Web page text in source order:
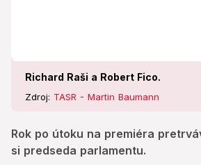
Richard Raši a Robert Fico.
Zdroj: TASR - Martin Baumann
Rok po útoku na premiéra
si predseda parlamentu.